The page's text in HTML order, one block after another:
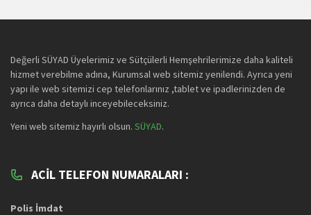
Değerli SÜYAD Üyelerimiz ve Sütçülerli Hemşehrilerimize daha kaliteli
hizmet verebilme adına, Kurumsal web sitemiz yenilendi. Ayrıca yeni
yapı ile web sitemizi cep telefonlarınız ,tablet ve ipadlerinizden de
ayrıca daha detaylı inceyebileceksiniz.
Yeni web sitemiz hayırlı olsun. SÜYAD.
ACIL TELEFON NUMARALARI :
Polis İmdat